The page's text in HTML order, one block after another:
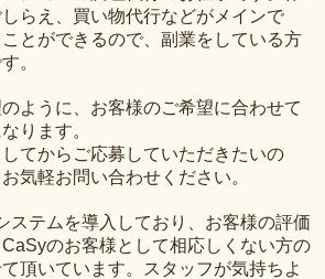
らえ、買い物代行などがメインで
とができるので、副業をしている方
。
ように、お客様のご希望に合わせて
ります。
てからご応募していただきたいの
気軽お問い合わせください。
ステムを導入しており、お客様の評価
のお客様として相応しくない方の
頂いています。スタッフが気持ちよ